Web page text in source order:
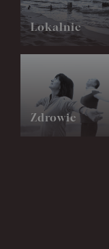
Lokalnie
Zdrowie